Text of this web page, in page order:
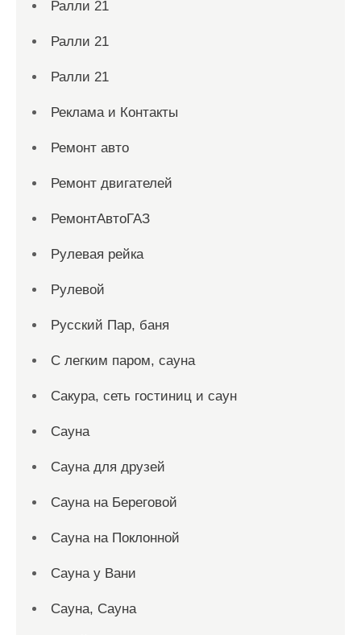
Ралли 21
Ралли 21
Ралли 21
Реклама и Контакты
Ремонт авто
Ремонт двигателей
РемонтАвтоГАЗ
Рулевая рейка
Рулевой
Русский Пар, баня
С легким паром, сауна
Сакура, сеть гостиниц и саун
Сауна
Сауна для друзей
Сауна на Береговой
Сауна на Поклонной
Сауна у Вани
Сауна, Сауна